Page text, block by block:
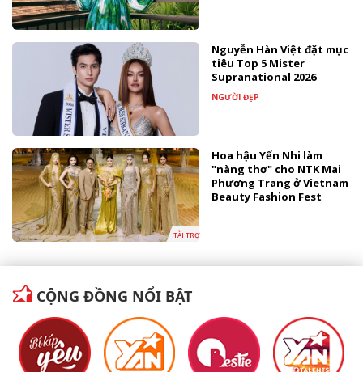
Nguyễn Hàn Việt đặt mục
tiêu Top 5 Mister
Supranational 2026
NGƯỜI ĐẸP
TÀI TRỢ
Hoa hậu Yến Nhi làm
"nàng thơ" cho NTK Mai
Phương Trang ở Vietnam
Beauty Fashion Fest
CỘNG ĐỒNG NỔI BẬT